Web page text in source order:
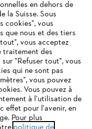
ne prenons plus
notre site ne
une utilisation
de passer à
en dehors de
la Suisse. Sous
cookies", vous
que nous et des tiers
vous acceptez
traitement des
"Refuser tout", vous
qui ne sont pas
vous pouvez
Vous pouvez à
à l'utilisation de
effet pour l'avenir, en
Pour plus